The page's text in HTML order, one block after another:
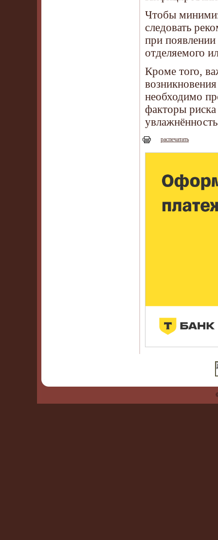
Чтобы
следовать
при
отделяемого
Кроме того,
необходимо
факторы
распечатать